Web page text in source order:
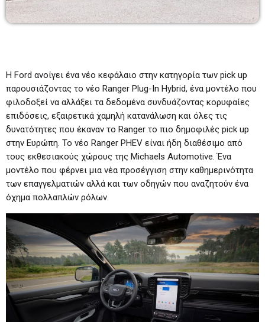
Η Ford ανοίγει ένα νέο κεφάλαιο στην κατηγορία των pick up
παρουσιάζοντας το νέο Ranger Plug-In Hybrid, ένα μοντέλο που
φιλοδοξεί να αλλάξει τα δεδομένα συνδυάζοντας κορυφαίες
επιδόσεις, εξαιρετικά χαμηλή κατανάλωση και όλες τις
δυνατότητες που έκαναν το Ranger το πιο δημοφιλές pick up
στην Ευρώπη. Το νέο Ranger PHEV είναι ήδη διαθέσιμο από
τους εκθεσιακούς χώρους της Michaels Automotive. Ένα
μοντέλο που φέρνει μια νέα προσέγγιση στην καθημερινότητα
των επαγγελματιών αλλά και των οδηγών που αναζητούν ένα
όχημα πολλαπλών ρόλων.